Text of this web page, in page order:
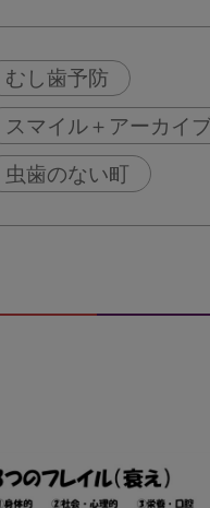
むし歯予防
スマイル＋アーカイブ
虫歯のない町